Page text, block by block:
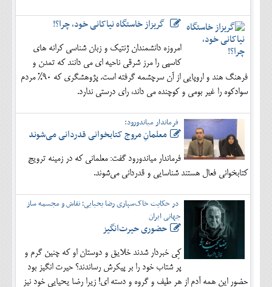
گریزاز خاستگاه نیاکانی خود، چرا؟!
امروزه دانشمندان ژنتیک و زبان شناسی کرانه های
کاسپی را مرز شرقی ناحیه ای می دانند که تمدن و
فرهنگ هند و اروپایی از آن سرچشمه گرفته است. پژوهشگری که 90% مردم
سوادکوه را غیر بومی و کوچنده می داند، رای درستی ندارد.
فرماندار میاندورود:
معلمانِ مروج کتابخوانی قدردانی می‌شوند
فرماندار میاندورود گفت: معلمانی که در زمینه ترویج
کتابخوانی فعال هستند شناسایی و قدردانی می‌شوند.
در حکایت خاک‌سپاری رضا یحیایی؛ نقاش و مجسمه ساز
جهانی ایران
حضوری حیرت‌انگیز
کِی خبردار شدند خلایق و دوستان او که چنین گرم و
پر شتاب خود را بر پیکرش رساندند؟ حیرت انگیز بود
حضور این همه آدم از هر طیف و گروه و دسته ای! زیرا رضا یحیایی خود نیز